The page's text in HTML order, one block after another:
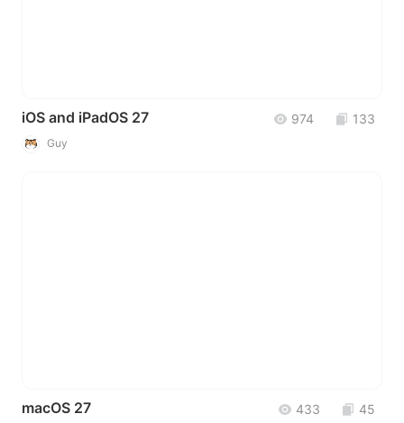
iOS and iPadOS 27 974 133
Guy
macOS 27 433 45